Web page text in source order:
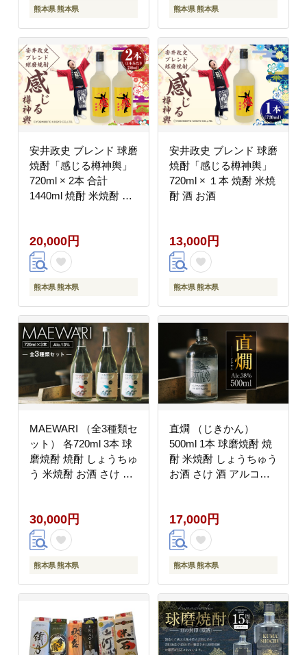
熊本県 熊本県 熊本県 熊本県
安井政史 ブレンド 球磨
焼酎「感じる樽神輿」
720ml × 2本 合計
1440ml 焼酎 米焼酎 酒
20,000円
熊本県 熊本県
安井政史 ブレンド 球磨
焼酎「感じる樽神輿」
720ml × １本 焼酎 米焼
酎 酒 お酒
13,000円
熊本県 熊本県
MAEWARI （全3種類セ
ット） 各720ml 3本 球
磨焼酎 焼酎 しょうちゅ
う 米焼酎 お酒 さけ 酒
30,000円
熊本県 熊本県
直燗 （じきかん）
500ml 1本 球磨焼酎 焼
酎 米焼酎 しょうちゅう
お酒 さけ 酒 アルコー
17,000円
熊本県 熊本県